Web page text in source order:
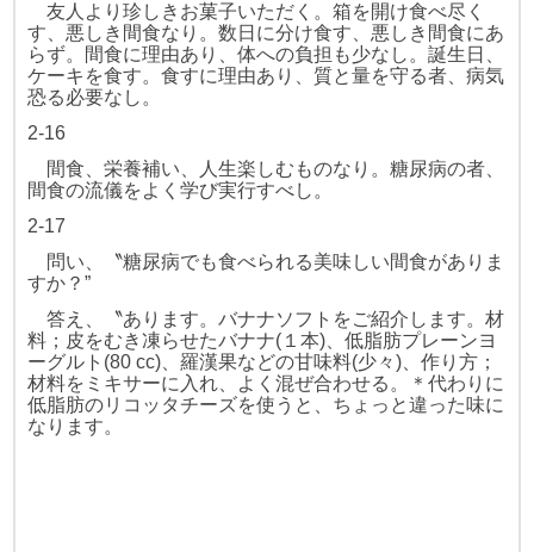
友人より珍しきお菓子いただく。箱を開け食べ尽く
す、悪しき間食なり。数日に分け食す、悪しき間食にあ
らず。間食に理由あり、体への負担も少なし。誕生日、
ケーキを食す。食すに理由あり、質と量を守る者、病気
恐る必要なし。
2-16
間食、栄養補い、人生楽しむものなり。糖尿病の者、
間食の流儀をよく学び実行すべし。
2-17
問い、〝糖尿病でも食べられる美味しい間食がありま
すか？”
答え、〝あります。バナナソフトをご紹介します。材
料；皮をむき凍らせたバナナ(１本)、低脂肪プレーンヨ
ーグルト(80 cc)、羅漢果などの甘味料(少々)、作り方；
材料をミキサーに入れ、よく混ぜ合わせる。＊代わりに
低脂肪のリコッタチーズを使うと、ちょっと違った味に
なります。